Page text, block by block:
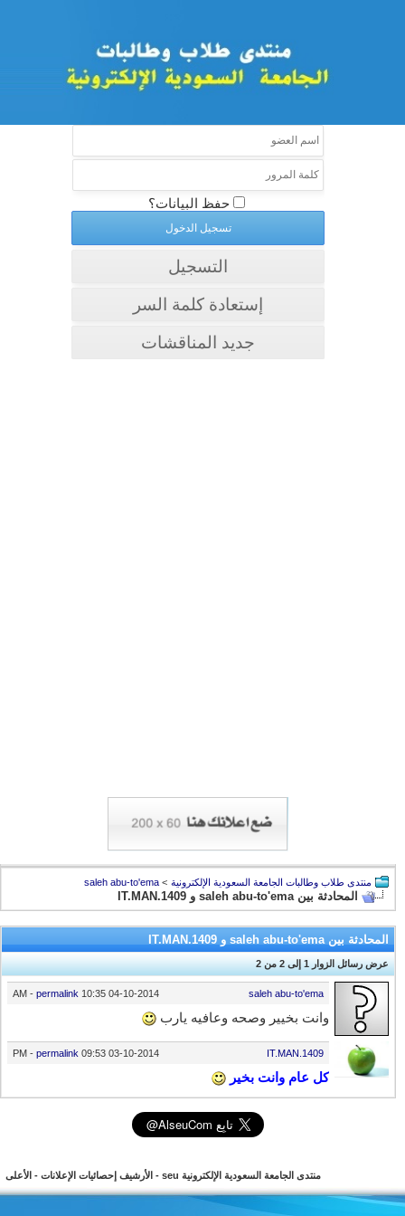
حفظ البيانات؟
التسجيل
إستعادة كلمة السر
جديد المناقشات
منتدى طلاب وطالبات الجامعة السعودية الإلكترونية >
saleh abu-to'ema
المحادثة بين saleh abu-to'ema و IT.MAN.1409
المحادثة بين saleh abu-to'ema و IT.MAN.1409
عرض رسائل الزوار 1 إلى 2من2
04-10-2014
10:35 AM
-permalink saleh abu-to'ema
وانت بخيير وصحه وعافيه يارب
03-10-2014
09:53 PM
-permalink IT.MAN.1409
كل عام وانت بخير
منتدى الجامعة السعودية الإلكترونية seu - الأرشيف إحصائيات الإعلانات- الأعلى